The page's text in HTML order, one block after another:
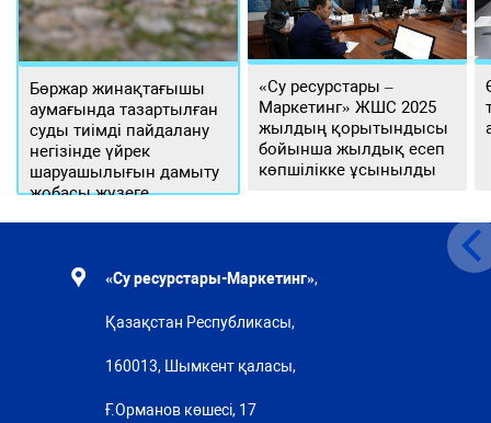
Бөржар жинақтағышы
аумағында тазартылған
суды тиімді пайдалану
негізінде үйрек
шаруашылығын дамыту
жобасы жүзеге
«Су ресурстары –
Маркетинг» ЖШС 2025
жылдың қорытындысы
бойынша жылдық есеп
көпшілікке ұсынылды
«Су ресурстары-Маркетинг»,
Қазақстан Республикасы,
160013, Шымкент қаласы,
Ғ.Орманов көшесі, 17